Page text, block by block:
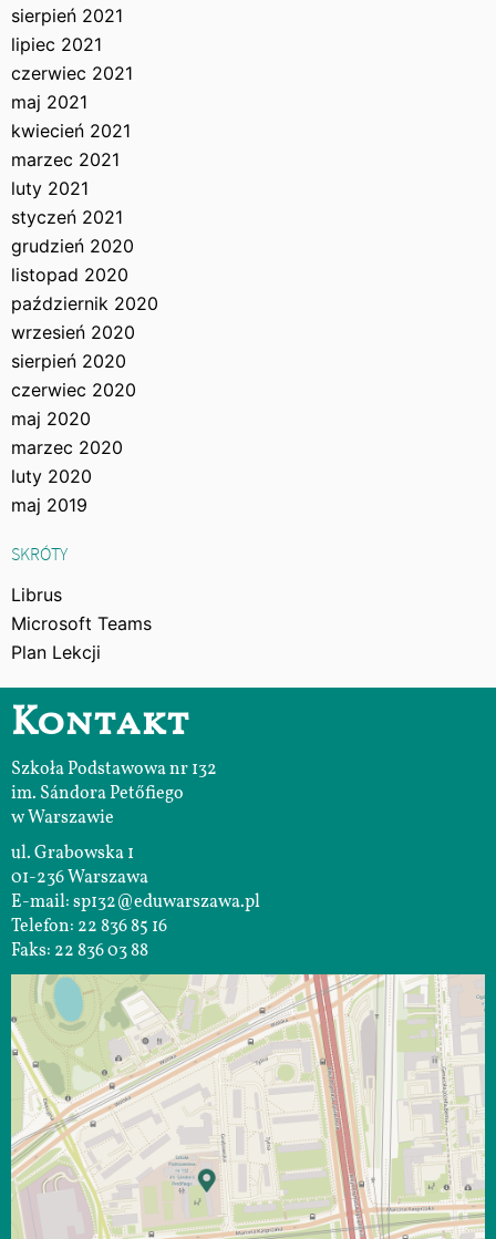
sierpień 2021
lipiec 2021
czerwiec 2021
maj 2021
kwiecień 2021
marzec 2021
luty 2021
styczeń 2021
grudzień 2020
listopad 2020
październik 2020
wrzesień 2020
sierpień 2020
czerwiec 2020
maj 2020
marzec 2020
luty 2020
maj 2019
SKRÓTY
Librus
Microsoft Teams
Plan Lekcji
Kontakt
Szkoła Podstawowa nr 132
im. Sándora Petőfiego
w Warszawie
ul. Grabowska 1
01-236 Warszawa
E-mail: sp132@eduwarszawa.pl
Telefon: 22 836 85 16
Faks: 22 836 03 88